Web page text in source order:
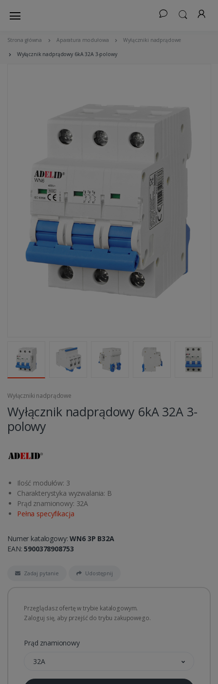
Strona główna Aparatura modułowa Wyłączniki nadprądowe
Wyłącznik nadprądowy 6kA 32A 3-polowy
Wyłączniki nadprądowe
Wyłącznik nadprądowy 6kA 32A 3-
polowy
Ilość modułów: 3
Charakterystyka wyzwalania: B
Prąd znamionowy: 32A
Pełna specyfikacja
Numer katalogowy:WN6 3P B32A
EAN:5900378908753
Zadaj pytanie Udostępnij
Przeglądasz ofertę w trybie katalogowym.
Zaloguj się, aby przejść do trybu zakupowego.
Prąd znamionowy
32A